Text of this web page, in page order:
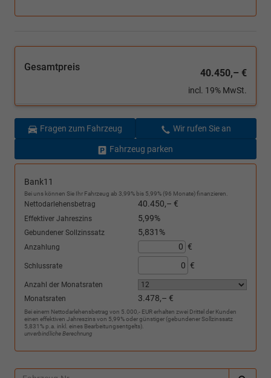
Gesamtpreis
40.450,– €
incl. 19% MwSt.
Fragen zum Fahrzeug Wir rufen Sie an
Fahrzeug parken
Bank11
Bei uns können Sie Ihr Fahrzeug ab 3,99% bis 5,99% (96 Monate) finanzieren.
Nettodarlehensbetrag 40.450,– €
Effektiver Jahreszins 5,99%
Gebundener Sollzinssatz 5,831%
Anzahlung €
Schlussrate €
Anzahl der Monatsraten
Monatsraten
3.478,– €
Bei einem Nettodarlehensbetrag von 5.000,- EUR erhalten zwei Drittel der Kunden
einen effektiven Jahreszins von 5,99% oder günstiger (gebundener Sollzinssatz
5,831% p.a. inkl. eines Bearbeitungsentgelts).
unverbindliche Berechnung